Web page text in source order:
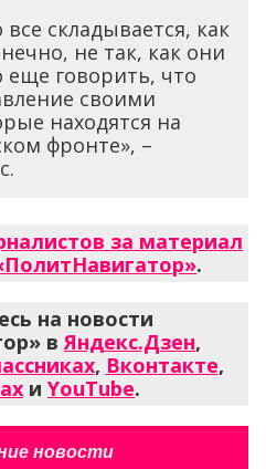
складывается, как
не так, как они
говорить, что
своими
находятся на
фронте», –
за материал
.
на новости
вЯндекс.Дзен,
, Вконтакте,
и YouTube.
новости